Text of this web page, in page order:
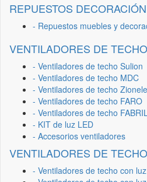
REPUESTOS DECORACIÓN
- Repuestos muebles y
VENTILADORES DE TECHO
- Ventiladores de techo Sulion
- Ventiladores de techo MDC
- Ventiladores de techo
- Ventiladores de techo FARO
- Ventiladores de techo
- KIT de luz LED
- Accesorios ventiladores
VENTILADORES DE
- Ventiladores de techo con